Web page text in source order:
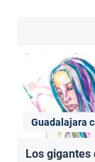
Guadalajara
Los gigantes